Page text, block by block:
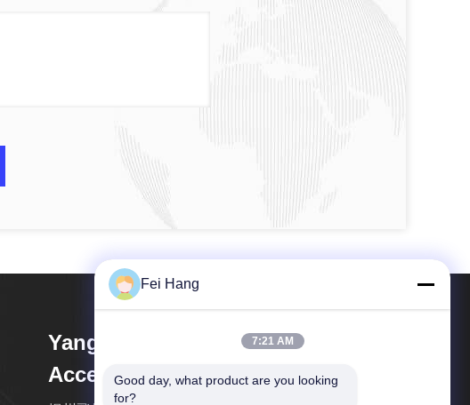
Yangzhou FeiHang Ship
Accessories Factory
Fei Hang
7:21 AM
Good day, what product are you looking
for?